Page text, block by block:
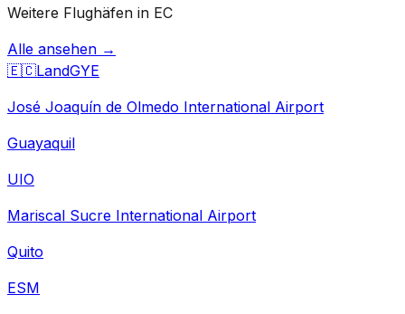
Weitere Flughäfen in EC
Alle ansehen →
🇪🇨LandGYE
José Joaquín de Olmedo International Airport
Guayaquil
UIO
Mariscal Sucre International Airport
Quito
ESM